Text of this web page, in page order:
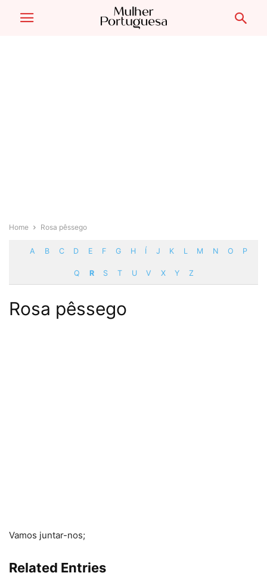
Home Rosa pêssego
A B C D E F G H Í J K L M N O P
Q R S T U V X Y Z
Rosa pêssego
Vamos juntar-nos;
Related Entries